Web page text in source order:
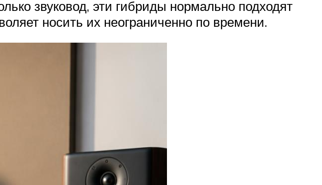
звуковод, эти гибриды нормально подходят
носить их неограниченно по времени.